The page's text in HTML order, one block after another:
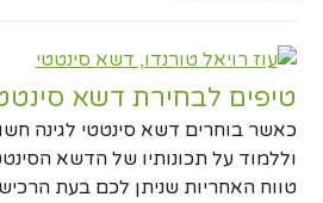
טיפים לבחירת דשא
כאשר בוחרים דשא סינטטי לגינה
וללמוד על תכונותיו של הדשא
טווח האחריות שניתן לכם בעת